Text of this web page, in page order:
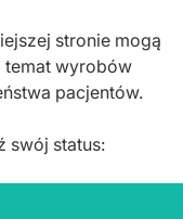
stronie mogą
temat wyrobów
pacjentów.
swój status: